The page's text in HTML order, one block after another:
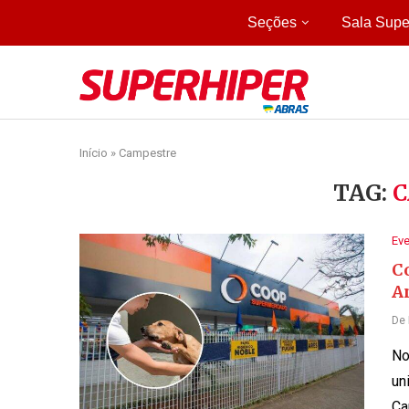
Seções Sala
Início » Campestre
TAG:
De